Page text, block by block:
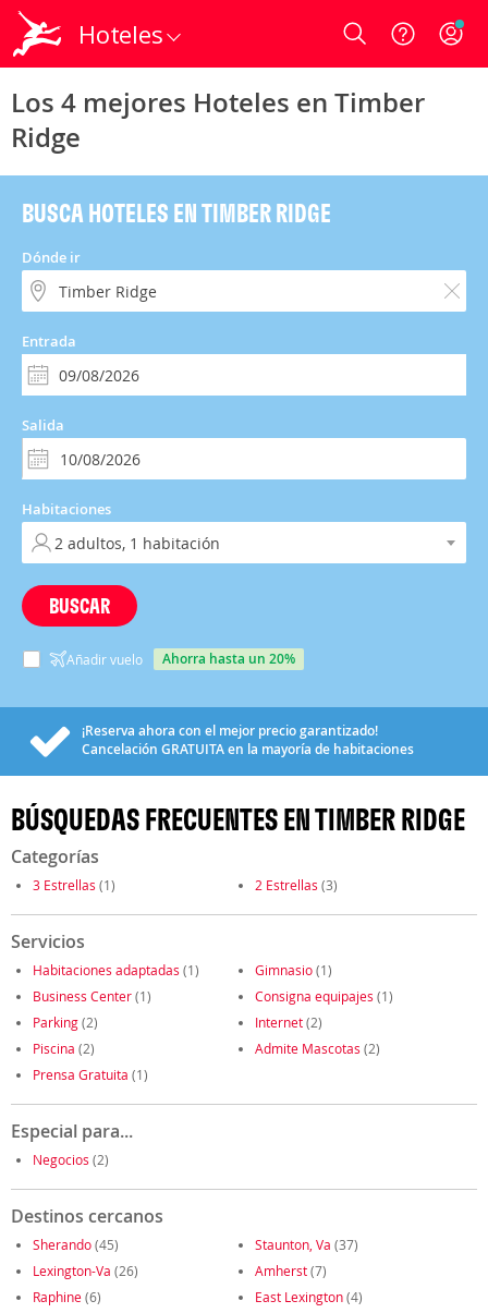
Hoteles Login
Los 4 mejores Hoteles en Timber
Ridge
BUSCA HOTELES EN TIMBER RIDGE
Dónde ir
Entrada
Salida
Habitaciones
BUSCAR
Añadir vuelo ahorra hasta un 20%
¡Reserva ahora con el mejor precio garantizado!
Cancelación GRATUITAen la mayoría de habitaciones
BÚSQUEDAS FRECUENTES EN TIMBER RIDGE
Categorías
3 Estrellas (1) 2 Estrellas (3)
Servicios
Habitaciones adaptadas (1) Gimnasio(1)
Business Center(1) Consigna equipajes (1)
Parking(2) Internet(2)
Piscina (2) Admite Mascotas (2)
Prensa Gratuita (1)
Especial para...
Negocios (2)
Destinos cercanos
Sherando(45) Staunton, Va (37)
Lexington-Va (26) Amherst(7)
Raphine(6) East Lexington(4)